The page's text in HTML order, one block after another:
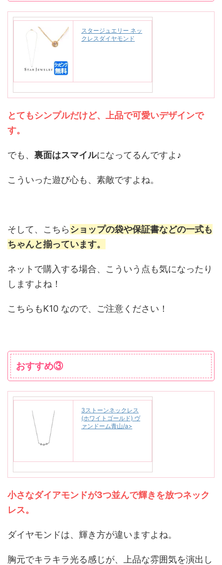
スタージュエリー ネッ
クレスダイヤモンド
とてもシンプルだけど、上品で可愛いデザインで
す。
でも、 裏面はスマイルになってるんですよ♪
こういった遊び心も、素敵ですよね。
そして、こちら ショップの袋や保証書などの一式も
ちゃんと揃っています。
ネットで購入する場合、こういう点も気になったり
しますよね！
こちらもK10 なので、ご注意ください！
おすすめ③
3ストーンネックレス
(ホワイトゴールド) ヴ
ァンドーム青山/a>
小さなダイアモンドが3つ並んで輝きを放つネック
レス。
ダイヤモンドは、輝き方が違いますよね。
胸元でキラキラ光る感じが、上品な雰囲気を演出し